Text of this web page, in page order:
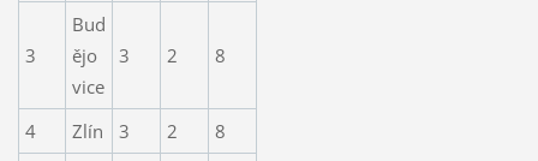
3
Bud
ějo
vice
3 2 8
4 Zlín 3 2 8